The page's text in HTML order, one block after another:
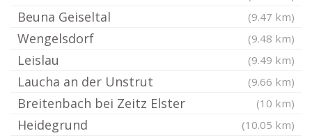
Beuna Geiseltal (9.47 km)
Wengelsdorf (9.48 km)
Leislau (9.49 km)
Laucha an der Unstrut (9.66 km)
Breitenbach bei Zeitz Elster (10 km)
Heidegrund (10.05 km)